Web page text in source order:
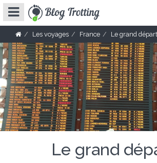
Les voyages France Le grand
Le grand